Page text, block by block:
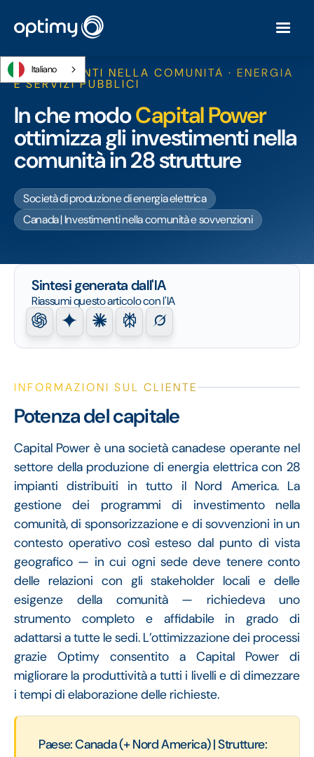
Italiano
INVESTIMENTI NELLA COMUNITÀ · ENERGIA
E SERVIZI PUBBLICI
In che modoCapital Power
ottimizza gli investimenti nella
comunità in 28 strutture
Società di produzione di energia elettrica
Canada | Investimenti nella comunità e sovvenzioni
Sintesi generata dall'IA
Riassumi questo articolo con l'IA
INFORMAZIONI SUL CLIENTE
Potenza del capitale
Capital Power è una società canadese operante nel
settore della produzione di energia elettrica con 28
impianti distribuiti in tutto il Nord America. La
gestione dei programmi di investimento nella
comunità, di sponsorizzazione e di sovvenzioni in un
contesto operativo così esteso dal punto di vista
geografico — in cui ogni sede deve tenere conto
delle relazioni con gli stakeholder locali e delle
esigenze della comunità — richiedeva uno
strumento completo e affidabile in grado di
adattarsi a tutte le sedi. L’ottimizzazione dei processi
grazie Optimy consentito a Capital Power di
migliorare la produttività a tutti i livelli e di dimezzare
i tempi di elaborazione delle richieste.
Paese: Canada (+ Nord America) | Strutture: